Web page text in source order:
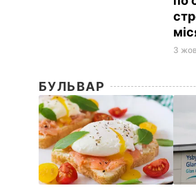
3
БУЛЬВАР